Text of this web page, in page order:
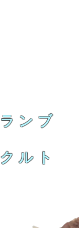
ランブ
クルト